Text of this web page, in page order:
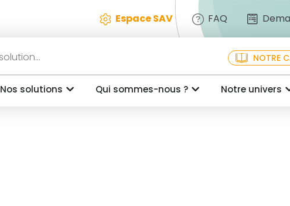
Espace SAV FAQ
NOTRE
Nos solutions Qui sommes-nous ? Notre univers